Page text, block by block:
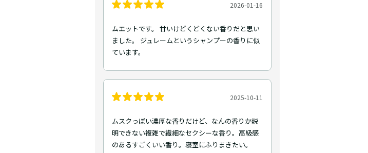
2026-01-16
ムエットです。 甘いけどくどくない香りだと思い
ました。 ジュレームというシャンプーの香りに似
ています。
2025-10-11
ムスクっぽい濃厚な香りだけど、なんの香りか説
明できない複雑で繊細なセクシーな香り。高級感
のあるすごくいい香り。寝室にふりまきたい。